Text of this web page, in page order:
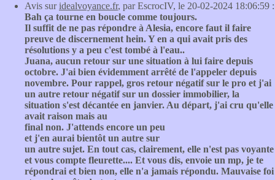
Avis suridealvoyance.fr, par EscrocIV, le 20-02-2024 18:06:59 :
Bah ça tourne en boucle comme toujours.
Il suffit de ne pas répondre à Alesia, encore faut il faire
preuve de discernement hein. Y en a qui avait pris des
résolutions y a peu c'est tombé à l'eau..
Juana, aucun retour sur une situation à lui faire depuis
octobre. J'ai bien évidemment arrêté de l'appeler depuis
novembre. Pour rappel, gros retour négatif sur le pro et j'ai
un autre retour négatif sur un dossier immobilier, la
situation s'est décantée en janvier. Au départ, j'ai cru qu'elle
avait raison mais au
final non. J'attends encore un peu
et j'en aurai bientôt un autre sur
un autre sujet. En tout cas, clairement, elle n'est pas voyante
et vous compte fleurette.... Et vous dis, envoie un mp, je te
répondrai et bien non, elle n'a jamais répondu. Mauvaise foi